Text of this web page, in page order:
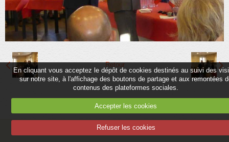
Retour
Mentions légales
En cliquant vous acceptez le dépôt de cookies destinés au suivi des
sur notre site, à l'affichage des boutons de partage et aux remontées
contenus des plateformes sociales.
Accepter les cookies
Refuser les cookies